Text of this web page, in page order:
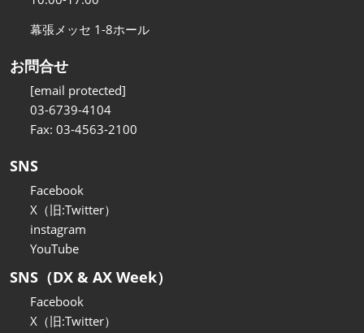
幕張メッセ 1-8ホール
お問合せ
[email protected]
03-6739-4104
Fax: 03-4563-2100
SNS
Facebook
X（旧:Twitter）
instagram
YouTube
SNS（DX & AX Week）
Facebook
X（旧:Twitter）